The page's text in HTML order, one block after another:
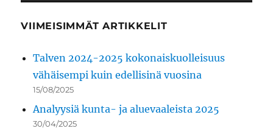
VIIMEISIMMÄT ARTIKKELIT
Talven 2024-2025 kokonaiskuolleisuus
vähäisempi kuin edellisinä vuosina
15/08/2025
Analyysiä kunta- ja aluevaaleista 2025
30/04/2025